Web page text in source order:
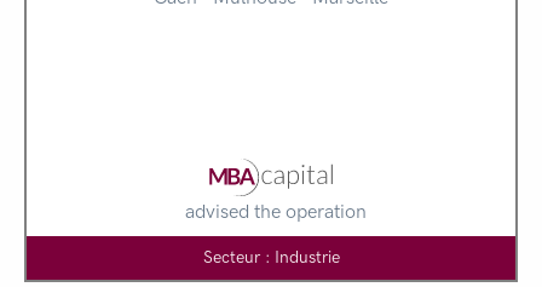
advised the operation
Secteur : Industrie